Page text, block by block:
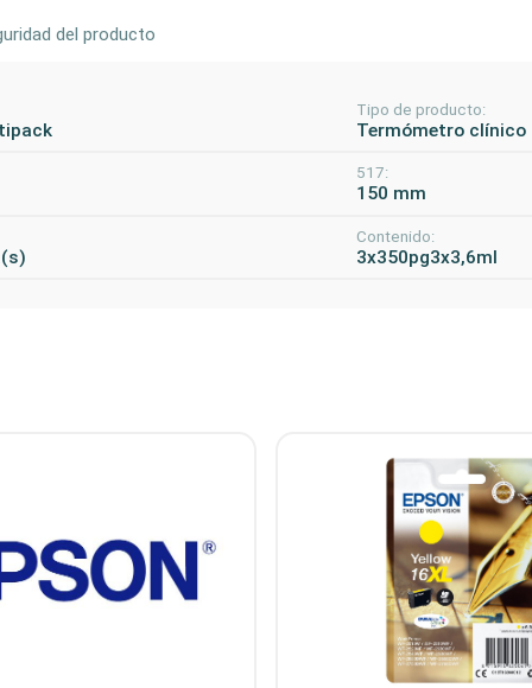
del producto
Tipo de producto:
Termómetro clínico
517:
150 mm
Contenido:
3x350pg3x3,6ml